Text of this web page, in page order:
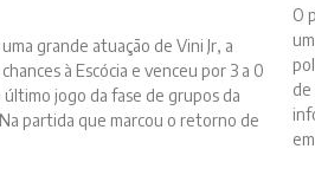
grande atuação de Vini Jr, a
à Escócia e venceu por 3 a 0
jogo da fase de grupos da
partida que marcou o retorno de
O
de